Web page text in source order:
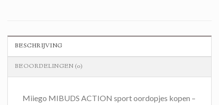
BESCHRIJVING
BEOORDELINGEN (0)
Miiego MIBUDS ACTION sport oordopjes kopen –